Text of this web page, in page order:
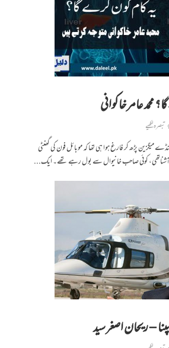
عامر خاکوانی
تبصرہ لکھیے
میگزین پڑھ کر فارغ ہوا ہی تھا کہ موبائل فون کی گھنٹی
ناآشناتھی، کوئی صاحب خانیوال سے بول رہے تھے۔ ایک...
– ریحان اصغر سید